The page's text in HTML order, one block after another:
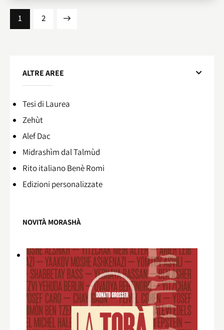
1 2
>
ALTRE AREE
Tesi di Laurea
Zehùt
Alef Dac
Midrashìm dal Talmùd
Rito italiano Benè Romi​
Edizioni personalizzate
NOVITÀ MORASHÀ